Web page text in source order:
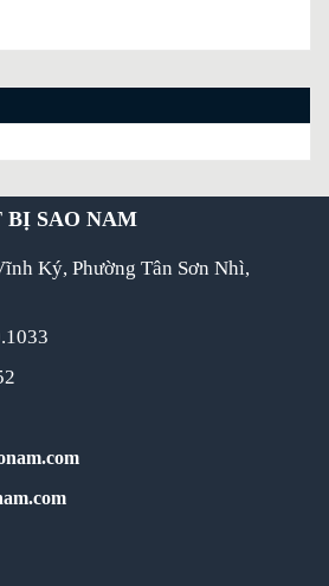
BỊ SAO NAM
Ký, Phường Tân Sơn Nhì,